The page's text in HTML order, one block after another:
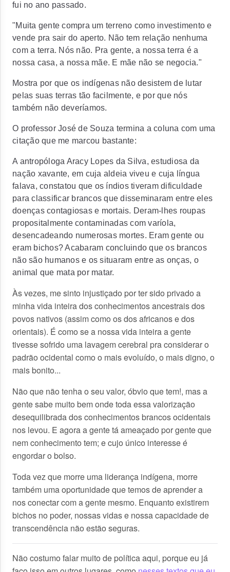
fui no ano passado.
"Muita gente compra um terreno como investimento e
vende pra sair do aperto. Não tem relação nenhuma
com a terra. Nós não. Pra gente, a nossa terra é a
nossa casa, a nossa mãe. E mãe não se negocia."
Mostra por que os indígenas não desistem de lutar
pelas suas terras tão facilmente, e por que nós
também não deveríamos.
O professor José de Souza termina a coluna com uma
citação que me marcou bastante:
A antropóloga Aracy Lopes da Silva, estudiosa da
nação xavante, em cuja aldeia viveu e cuja língua
falava, constatou que os índios tiveram dificuldade
para classificar brancos que disseminaram entre eles
doenças contagiosas e mortais. Deram-lhes roupas
propositalmente contaminadas com varíola,
desencadeando numerosas mortes. Eram gente ou
eram bichos? Acabaram concluindo que os brancos
não são humanos e os situaram entre as onças, o
animal que mata por matar.
Às vezes, me sinto injustiçado por ter sido privado a
minha vida inteira dos conhecimentos ancestrais dos
povos nativos (assim como os dos africanos e dos
orientais). É como se a nossa vida inteira a gente
tivesse sofrido uma lavagem cerebral pra considerar o
padrão ocidental como o mais evoluído, o mais digno, o
mais bonito...
Não que não tenha o seu valor, óbvio que tem!, mas a
gente sabe muito bem onde toda essa valorização
desequilibrada dos conhecimentos brancos ocidentais
nos levou. E agora a gente tá ameaçado por gente que
nem conhecimento tem; e cujo único interesse é
engordar o bolso.
Toda vez que morre uma liderança indígena, morre
também uma oportunidade que temos de aprender a
nos conectar com a gente mesmo. Enquanto existirem
bichos no poder, nossas vidas e nossa capacidade de
transcendência não estão seguras.
Não costumo falar muito de política aqui, porque eu já